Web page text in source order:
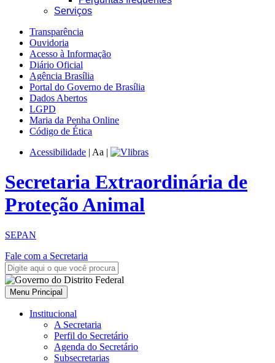
Serviços
Transparência
Ouvidoria
Acesso à Informação
Diário Oficial
Agência Brasília
Portal do Governo de Brasília
Dados Abertos
LGPD
Maria da Penha Online
Código de Ética
Acessibilidade | Aa |
Secretaria Extraordinária de
Proteção Animal
SEPAN
Fale com a Secretaria
Menu Principal
Institucional
A Secretaria
Perfil do Secretário
Agenda do Secretário
Subsecretarias